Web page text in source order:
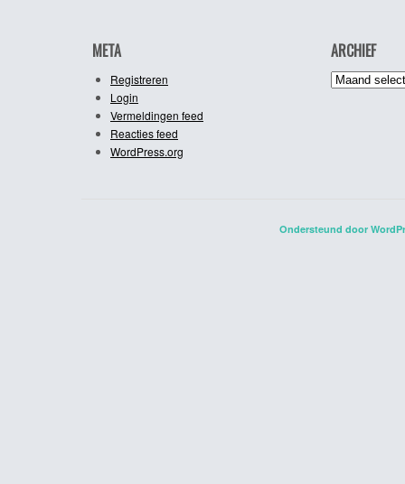
META
Registreren
Login
Vermeldingen feed
Reacties feed
WordPress.org
ARCHIEF
Archief
Ondersteund door